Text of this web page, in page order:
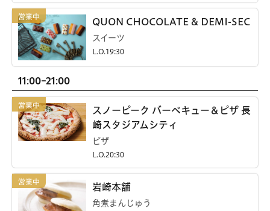
QUON CHOCOLATE & DEMI-SEC
スイーツ
L.O.19:30
11:00-21:00
スノーピーク バーベキュー＆ピザ 長
崎スタジアムシティ
ピザ
L.O.20:30
岩崎本舗
角煮まんじゅう